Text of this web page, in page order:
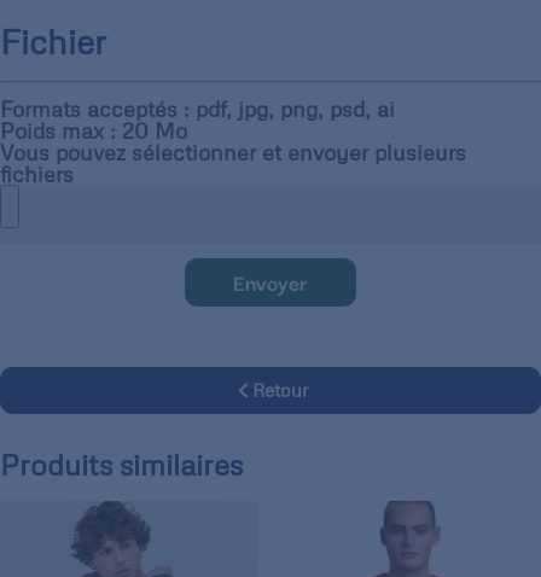
Fichier
Formats acceptés : pdf, jpg, png, psd, ai
Poids max : 20 Mo
Vous pouvez sélectionner et envoyer plusieurs
fichiers
Envoyer
Retour
Produits similaires